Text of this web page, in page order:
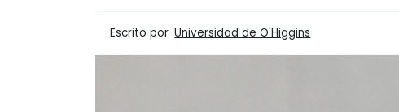
Escrito por Universidad de O'Higgins